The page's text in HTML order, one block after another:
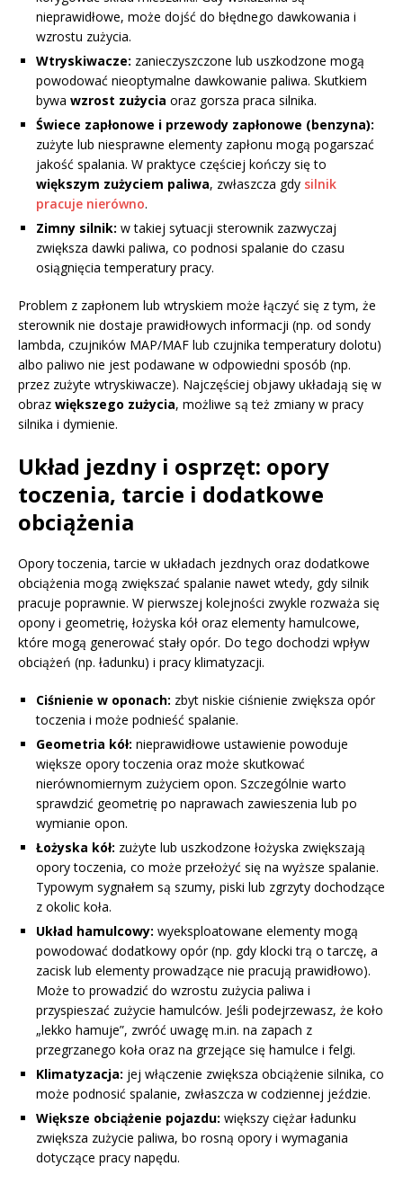
nieprawidłowe, może dojść do błędnego dawkowania i
wzrostu zużycia.
Wtryskiwacze: zanieczyszczone lub uszkodzone mogą
powodować nieoptymalne dawkowanie paliwa. Skutkiem
bywa wzrost zużycia oraz gorsza praca silnika.
Świece zapłonowe i przewody zapłonowe (benzyna):
zużyte lub niesprawne elementy zapłonu mogą pogarszać
jakość spalania. W praktyce częściej kończy się to
większym zużyciem paliwa, zwłaszcza gdy silnik
pracuje nierówno.
Zimny silnik: w takiej sytuacji sterownik zazwyczaj
zwiększa dawki paliwa, co podnosi spalanie do czasu
osiągnięcia temperatury pracy.
Problem z zapłonem lub wtryskiem może łączyć się z tym, że
sterownik nie dostaje prawidłowych informacji (np. od sondy
lambda, czujników MAP/MAF lub czujnika temperatury dolotu)
albo paliwo nie jest podawane w odpowiedni sposób (np.
przez zużyte wtryskiwacze). Najczęściej objawy układają się w
obraz większego zużycia, możliwe są też zmiany w pracy
silnika i dymienie.
Układ jezdny i osprzęt: opory
toczenia, tarcie i dodatkowe
obciążenia
Opory toczenia, tarcie w układach jezdnych oraz dodatkowe
obciążenia mogą zwiększać spalanie nawet wtedy, gdy silnik
pracuje poprawnie. W pierwszej kolejności zwykle rozważa się
opony i geometrię, łożyska kół oraz elementy hamulcowe,
które mogą generować stały opór. Do tego dochodzi wpływ
obciążeń (np. ładunku) i pracy klimatyzacji.
Ciśnienie w oponach: zbyt niskie ciśnienie zwiększa opór
toczenia i może podnieść spalanie.
Geometria kół: nieprawidłowe ustawienie powoduje
większe opory toczenia oraz może skutkować
nierównomiernym zużyciem opon. Szczególnie warto
sprawdzić geometrię po naprawach zawieszenia lub po
wymianie opon.
Łożyska kół: zużyte lub uszkodzone łożyska zwiększają
opory toczenia, co może przełożyć się na wyższe spalanie.
Typowym sygnałem są szumy, piski lub zgrzyty dochodzące
z okolic koła.
Układ hamulcowy: wyeksploatowane elementy mogą
powodować dodatkowy opór (np. gdy klocki trą o tarczę, a
zacisk lub elementy prowadzące nie pracują prawidłowo).
Może to prowadzić do wzrostu zużycia paliwa i
przyspieszać zużycie hamulców. Jeśli podejrzewasz, że koło
„lekko hamuje”, zwróć uwagę m.in. na zapach z
przegrzanego koła oraz na grzejące się hamulce i felgi.
Klimatyzacja: jej włączenie zwiększa obciążenie silnika, co
może podnosić spalanie, zwłaszcza w codziennej jeździe.
Większe obciążenie pojazdu: większy ciężar ładunku
zwiększa zużycie paliwa, bo rosną opory i wymagania
dotyczące pracy napędu.